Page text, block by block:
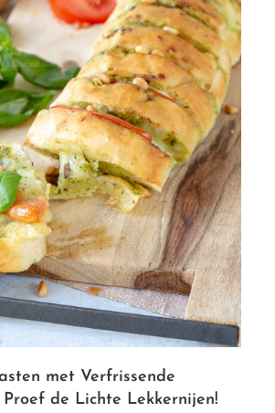
met Verfrissende
Proef de Lichte Lekkernijen!